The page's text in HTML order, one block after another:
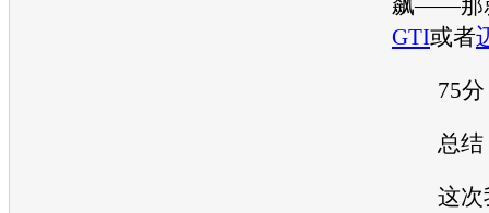
GTI或者
75分
总结
这次